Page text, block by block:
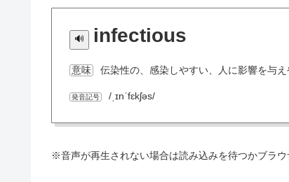
infectious
意味 伝染性の、感染しやすい、人に影響を与
発音記号 /ˌɪnˈfɛkʃəs/
※音声が再生されない場合は読み込みを待つかブラウ